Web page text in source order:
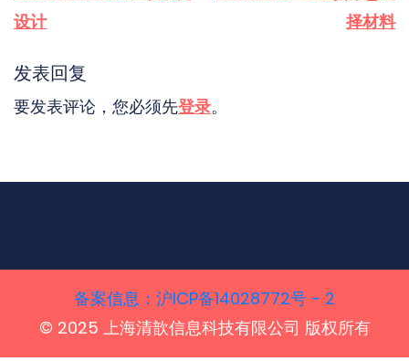
章
航
设计
择材料
发表回复
要发表评论，您必须先登录。
备案信息‌：沪ICP备14028772号 - 2
© 2025 上海清歆信息科技有限公司 版权所有